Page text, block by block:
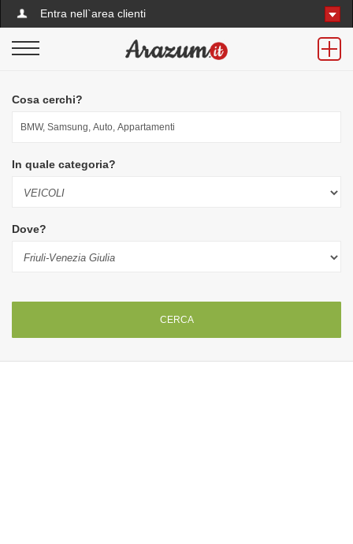
Entra nell`area clienti
Cosa cerchi?
In quale categoria?
Dove?
CERCA